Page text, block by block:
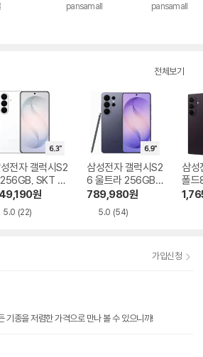
pansamall
pansamall
전체보기
전자 갤럭시S2
SKT 기
경 완납
원
5.0 (22)
삼성전자 갤럭시S2
6 울트라 256GB,
SKT 기기변경 완납
789,980원
5.0 (54)
삼성
폴드
GB,
가입신청
기종을 저렴한 가격으로 만나 볼 수 있으니까!